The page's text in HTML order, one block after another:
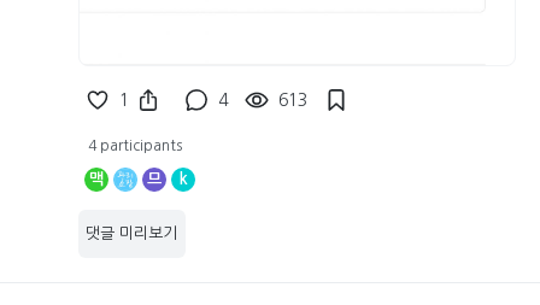
1 4 613
4 participants
맥 므 k
댓글 미리보기